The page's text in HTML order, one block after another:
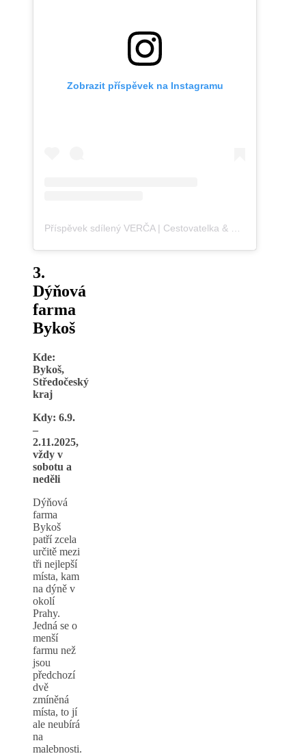
Zobrazit příspěvek na Instagramu
3.
Dýňová
farma
Bykoš
Kde:
Bykoš,
Středočeský
kraj
Kdy: 6.9.
–
2.11.2025,
vždy v
sobotu a
neděli
Dýňová
farma
Bykoš
patří zcela
určitě mezi
tři nejlepší
místa, kam
na dýně v
okolí
Prahy.
Jedná se o
menší
farmu než
jsou
předchozí
dvě
zmíněná
místa, to jí
ale neubírá
na
malebnosti.